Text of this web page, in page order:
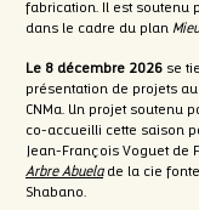
fabrication. Il est soutenu
dans le cadre du plan
Le 8 décembre 2026 se
présentation de projets
CNMa. Un projet soutenu
co-accueilli cette saison
Jean-François Voguet de
Arbre Abuelade la cie
Shabano.